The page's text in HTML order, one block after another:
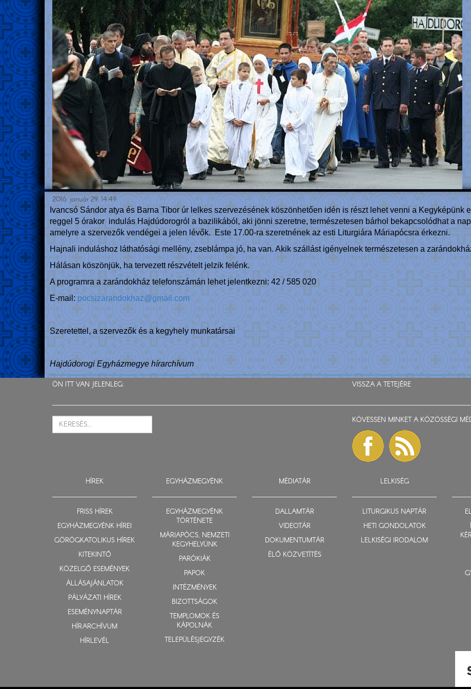
2016. január 29. 14:49
Ivancsó Sándor atya és Barna Tibor úr lelkes szervezésének köszönhetően idén is részt lehet venni a Kegyképünk
reggel 5 órakor indulás Hajdúdorogról a bazilikából, aki jönni szeretne, természetesen bárhol bekapcsolódhat a
amelyre a szervezők vendégei a jelen lévők. Este 17.00-ra szeretnének az esti Liturgiára Máriapócsra érkezni.
Hajnali induláshoz láthatósági mellény, zseblámpa jó, ha van. Akik szállást igényelnek természetesen a
Hálásan köszönjük, ha tervezett részvételt jelzik felénk.
A programra a zarándokház telefonszámán lehet jelentkezni: 42 / 585 020
E-mail:pocsizarandokhaz@gmail.com
Szeretettel, a szervezők és a kegyhely munkatársai
Hajdúdorogi Egyházmegye hírarchívum
ÖN ITT VAN JELENLEG: VISSZA A TETEJÉRE
KÖVESSEN MINKET A KÖZÖSSÉGI
HÍREK
FRISS HÍREK
EGYHÁZMEGYÉNK HÍREI
GÖRÖGKATOLIKUS HÍREK
KITEKINTŐ
KÖZELGŐ ESEMÉNYEK
ÁLLÁSAJÁNLATOK
PÁLYÁZATI HÍREK
ESEMÉNYNAPTÁR
HÍRARCHÍVUM
HÍRLEVÉL
EGYHÁZMEGYÉNK
EGYHÁZMEGYÉNK
TÖRTÉNETE
MÁRIAPÓCS, NEMZETI
KEGYHELYÜNK
PARÓKIÁK
PAPOK
INTÉZMÉNYEK
BIZOTTSÁGOK
TEMPLOMOK ÉS
KÁPOLNÁK
TELEPÜLÉSJEGYZÉK
MÉDIATÁR
DALLAMTÁR
VIDEOTÁR
DOKUMENTUMTÁR
ÉLŐ KÖZVETÍTÉS
LELKISÉG
LITURGIKUS NAPTÁR
HETI GONDOLATOK
LELKISÉGI IRODALOM